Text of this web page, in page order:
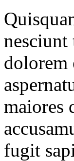
nesciunt
dolorem
maiores
fugit